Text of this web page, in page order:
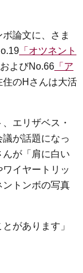
論文に、さま
「オツネント
およびNo.66 「ア
のHさんは大活
エリザベス・
が話題になっ
が「肩に白い
イヤートリッ
ントンボの写真
があります」